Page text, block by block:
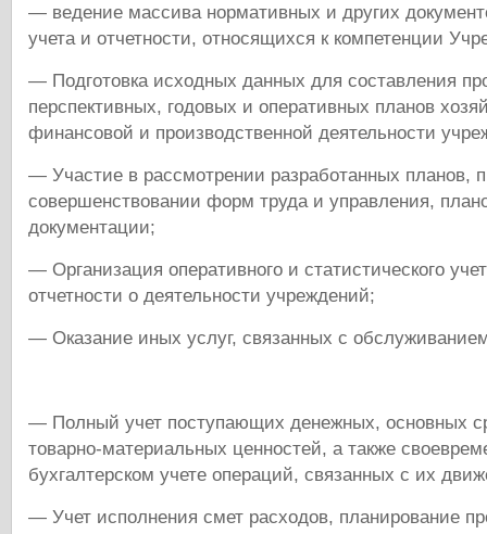
— ведение массива нормативных и других
учета и отчетности, относящихся к компетенции
— Подготовка исходных данных для составления
перспективных, годовых и оперативных планов
финансовой и производственной деятельности
— Участие в рассмотрении разработанных планов,
совершенствовании форм труда и управления,
документации;
— Организация оперативного и статистического
отчетности о деятельности учреждений;
— Оказание иных услуг, связанных с
— Полный учет поступающих денежных, основных
товарно-материальных ценностей, а также
бухгалтерском учете операций, связанных с их
— Учет исполнения смет расходов, планирование